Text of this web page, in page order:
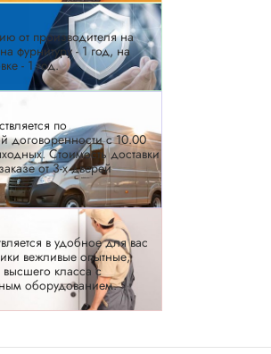
от производителя на
фурнитуру - 1 год, на
- 1 год.
по
договоренности с 10.00
Стоимость доставки
от 3-х дверей
в удобное для вас
вежливые опытные,
класса с
оборудованием.